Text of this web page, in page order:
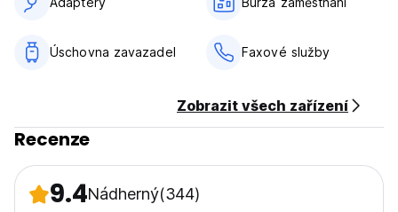
Úschovna zavazadel Faxové služby
Zobrazit všech zařízení
Recenze
9.4Nádherný(344)